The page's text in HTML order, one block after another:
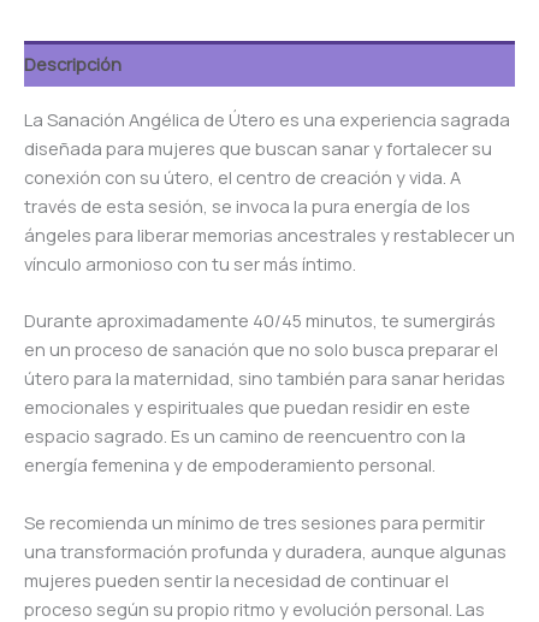
Descripción
La Sanación Angélica de Útero es una experiencia sagrada
diseñada para mujeres que buscan sanar y fortalecer su
conexión con su útero, el centro de creación y vida. A
través de esta sesión, se invoca la pura energía de los
ángeles para liberar memorias ancestrales y restablecer un
vínculo armonioso con tu ser más íntimo.
Durante aproximadamente 40/45 minutos, te sumergirás
en un proceso de sanación que no solo busca preparar el
útero para la maternidad, sino también para sanar heridas
emocionales y espirituales que puedan residir en este
espacio sagrado. Es un camino de reencuentro con la
energía femenina y de empoderamiento personal.
Se recomienda un mínimo de tres sesiones para permitir
una transformación profunda y duradera, aunque algunas
mujeres pueden sentir la necesidad de continuar el
proceso según su propio ritmo y evolución personal. Las